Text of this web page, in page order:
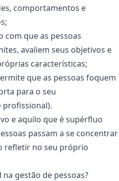
comportamentos e
que as pessoas
avaliem seus objetivos e
características;
que as pessoas foquem
para o seu
profissional).
e aquilo que é supérfluo
passam a se concentrar
refletir no seu próprio
gestão de pessoas?